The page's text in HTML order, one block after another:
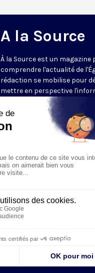
A la Source
À la Source est un magazine
comprendre l'actualité de
rédaction se mobilise pour
mettre en perspective
religieuse de la semaine. Au
reportages, revue de presse,
d'experts, analyses des
rédaction de la presse
tour à tour, le regard décalé
des chroniqueurs. Retrouvez
mardi et jeudi à 21h45 sur